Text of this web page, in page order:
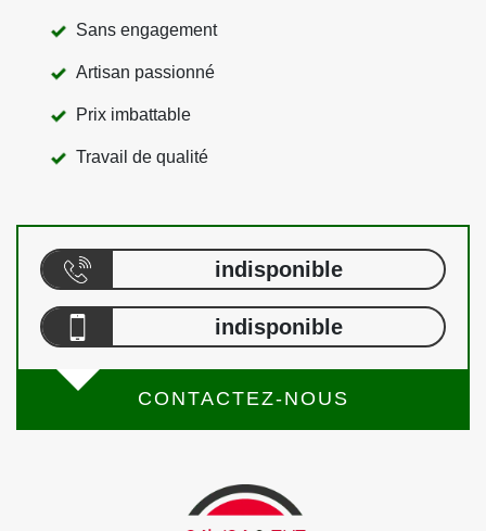
Sans engagement
Artisan passionné
Prix imbattable
Travail de qualité
indisponible
indisponible
CONTACTEZ-NOUS